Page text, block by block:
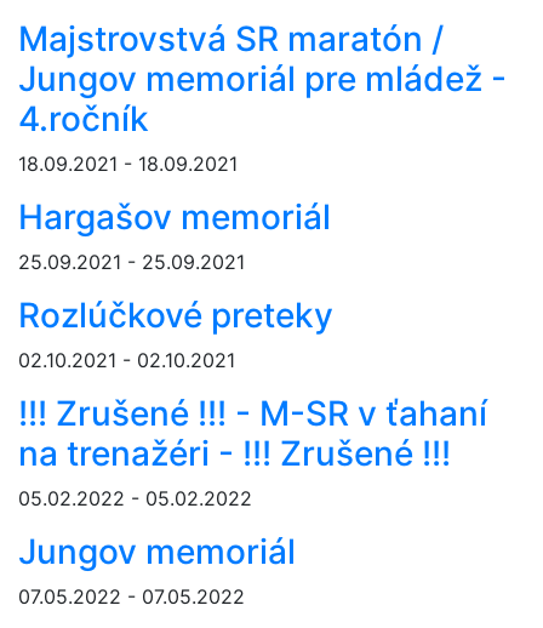
Majstrovstvá SR maratón /
Jungov memoriál pre mládež -
4.ročník
18.09.2021 - 18.09.2021
Hargašov memoriál
25.09.2021 - 25.09.2021
Rozlúčkové preteky
02.10.2021 - 02.10.2021
!!! Zrušené !!! - M-SR v ťahaní
na trenažéri - !!! Zrušené !!!
05.02.2022 - 05.02.2022
Jungov memoriál
07.05.2022 - 07.05.2022